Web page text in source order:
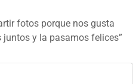
fotos porque nos gusta
y la pasamos felices